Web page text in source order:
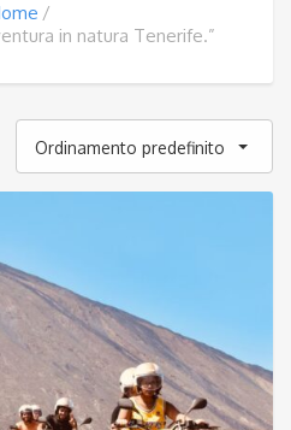
in natura Tenerife.”
Ordinamento predefinito